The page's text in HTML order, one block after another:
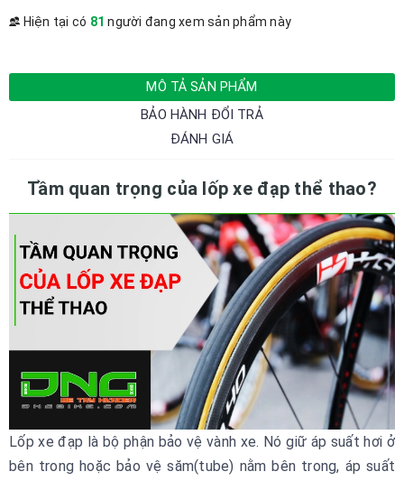
Hiện tại có 81 người đang xem sản phẩm này
MÔ TẢ SẢN PHẨM
BẢO HÀNH ĐỔI TRẢ
ĐÁNH GIÁ
Tầm quan trọng của lốp xe đạp thể thao?
Lốp xe đạp là bộ phận bảo vệ vành xe. Nó giữ áp suất hơi ở
bên trong hoặc bảo vệ săm(tube) nằm bên trong, áp suất